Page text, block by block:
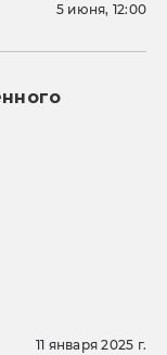
5 июня, 12:00
11 января 2025 г.